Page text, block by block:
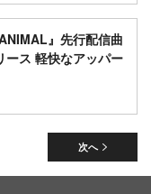
』先行配信曲
ース 軽快なアッパー
次へ